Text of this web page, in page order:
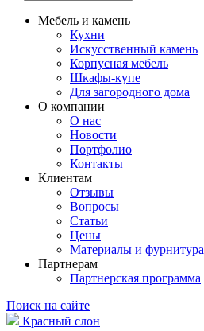
Мебель и камень
Кухни
Искусственный камень
Корпусная мебель
Шкафы-купе
Для загородного дома
О компании
О нас
Новости
Портфолио
Контакты
Клиентам
Отзывы
Вопросы
Статьи
Цены
Материалы и фурнитура
Партнерам
Партнерская программа
Поиск на сайте
Красный слон